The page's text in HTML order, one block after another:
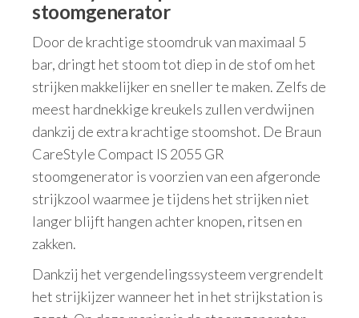
stoomgenerator
Door de krachtige stoomdruk van maximaal 5
bar, dringt het stoom tot diep in de stof om het
strijken makkelijker en sneller te maken. Zelfs de
meest hardnekkige kreukels zullen verdwijnen
dankzij de extra krachtige stoomshot. De Braun
CareStyle Compact IS 2055 GR
stoomgenerator is voorzien van een afgeronde
strijkzool waarmee je tijdens het strijken niet
langer blijft hangen achter knopen, ritsen en
zakken.
Dankzij het vergendelingssysteem vergrendelt
het strijkijzer wanneer het in het strijkstation is